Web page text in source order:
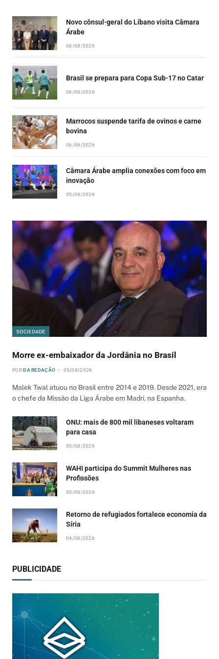
Novo cônsul-geral do Líbano visita Câmara
Árabe
06/08/2026
Brasil se prepara para Copa Sub-17 no Catar
06/08/2026
Marrocos suspende tarifa de ovinos e carne
bovina
06/08/2026
Câmara Árabe amplia conexões com foco em
inovação
05/08/2026
SOCIEDADE
Morre ex-embaixador da Jordânia no Brasil
POR DA REDAÇÃO 05/08/2026
Malek Twal atuou no Brasil entre 2014 e 2019. Desde 2021, era
o chefe da Missão da Liga Árabe em Madri, na Espanha.
ONU: mais de 800 mil libaneses voltaram
para casa
05/08/2026
WAHI participa do Summit Mulheres nas
Profissões
05/08/2026
Retorno de refugiados fortalece economia da
Síria
04/08/2026
PUBLICIDADE